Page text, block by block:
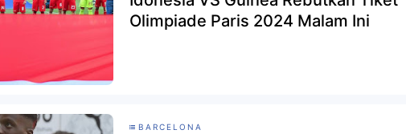
Olimpiade Paris 2024 Malam Ini
BARCELONA